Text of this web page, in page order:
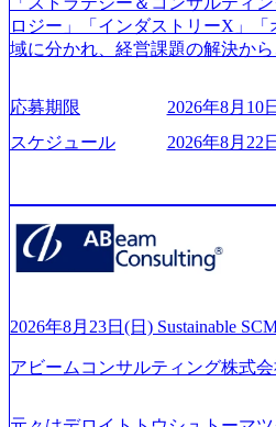
m/@leveragesCh) レバレジーズで
管理職種編 〜 (https://
UI) レバレジーズで活躍するメン
来黒字を維持し、急成長中であ
円を目指す日本にもなかなかない
ら黒字経営。年間130%成長 https://
527843-d227-4df8-b86c-
age.googleapis.com/our-vision-
es/20251030164946_dc0888f6-
200x666.webp 年間100億円規模
能 社内転職が活発であり、多様
ことが可能 事業開発・運用を内
ス」型の組織体。社内スカウト
ロジー」「インダストリーX」
域に分かれ、経営課題の解決か
グ領域からその実行的側面であ
貫して支援する総合系・IT系ファ
において非常に良質な顧客基盤を
手掛けたプロジェクトは「ファ
るグローバル化」「資生堂グル
ィアン・ウエストウッドの製品
ンサルティング活動のみならず
社「ARISE analytics」を設立し
ジタル人材育成の支援も盛んに行
2/Accenture-Recruiting-
rs/corporate/document/women-
応募期限
2026年8月10
スケジュール
2026年8月22
2026年8月23日(日) Sustainable
アビームコンサルティング株式会